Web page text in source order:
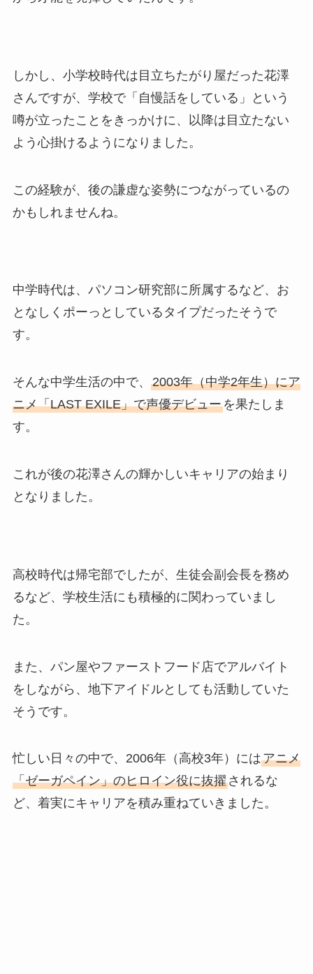
しかし、小学校時代は目立ちたがり屋だった花澤
さんですが、学校で「自慢話をしている」という
噂が立ったことをきっかけに、以降は目立たない
よう心掛けるようになりました。
この経験が、後の謙虚な姿勢につながっているの
かもしれませんね。
中学時代は、パソコン研究部に所属するなど、お
となしくポーっとしているタイプだったそうで
す。
そんな中学生活の中で、 2003年（中学2年生）にア
ニメ「LAST EXILE」で声優デビューを果たしま
す。
これが後の花澤さんの輝かしいキャリアの始まり
となりました。
高校時代は帰宅部でしたが、生徒会副会長を務め
るなど、学校生活にも積極的に関わっていまし
た。
また、パン屋やファーストフード店でアルバイト
をしながら、地下アイドルとしても活動していた
そうです。
忙しい日々の中で、2006年（高校3年）にはアニメ
「ゼーガペイン」のヒロイン役に抜擢されるな
ど、着実にキャリアを積み重ねていきました。